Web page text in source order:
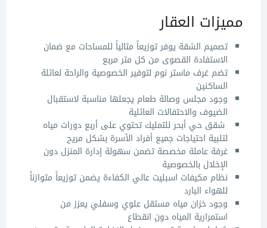
مميزات العقار
تصميم الشقة يوفر توزيعاً مثالياً للمساحات مع ضمان
الاستفادة القصوى من كل متر مربع
تضم غرف ماستر نوم لتوفير الخصوصية والراحة لعائلة
الساكنين
وجود مجلس وصالة طعام يجعلها مناسبة لاستقبال
الضيوف والاحتفالات العائلية
شقق حي أبحر للتمليكتحتوي على أربع دورات مياه
لتلبية احتياجات جميع أفراد الأسرة بشكل مريح
غرفة عاملة مخصصة تضمن سهولة إدارة المنزل دون
الإخلال بالخصوصية
نظام مكيفات اسبليت عالي الكفاءة يضمن توزيعاً متوازناً
للهواء البارد
وجود خزان مياه مستقل علوي وسفلي يعزز من
استمرارية المياه دون انقطاع